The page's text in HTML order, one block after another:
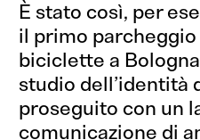
È stato così, per
il primo
biciclette a
studio dell’identità
proseguito con un
comunicazione di